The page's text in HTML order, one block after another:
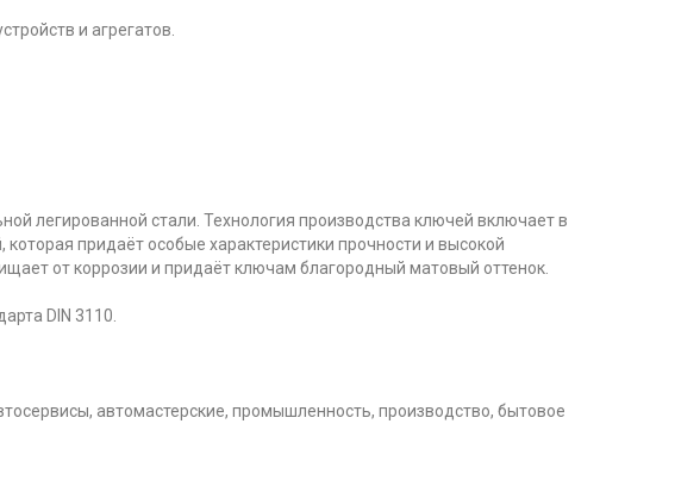
и агрегатов.
легированной стали. Технология производства ключей включает в
придаёт особые характеристики прочности и высокой
от коррозии и придаёт ключам благородный матовый оттенок.
DIN 3110.
автомастерские, промышленность, производство, бытовое